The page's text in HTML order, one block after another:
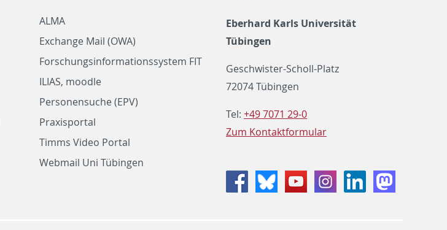
ALMA
Exchange Mail (OWA)
Forschungsinformationssystem FIT
ILIAS, moodle
Personensuche (EPV)
Praxisportal
Timms Video Portal
Webmail Uni Tübingen
Eberhard Karls Universität
Tübingen
Geschwister-Scholl-Platz
72074 Tübingen
Tel: +49 7071 29-0
Zum Kontaktformular
FacebookBlueskyYoutubeInstagramLinkedInMastodon